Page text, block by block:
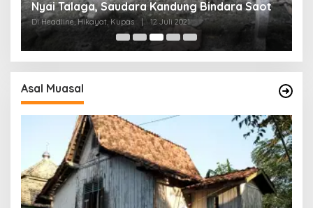
dari Kampung Raden
Di Headline, Kupas 11 Juli 2021
Asal Muasal